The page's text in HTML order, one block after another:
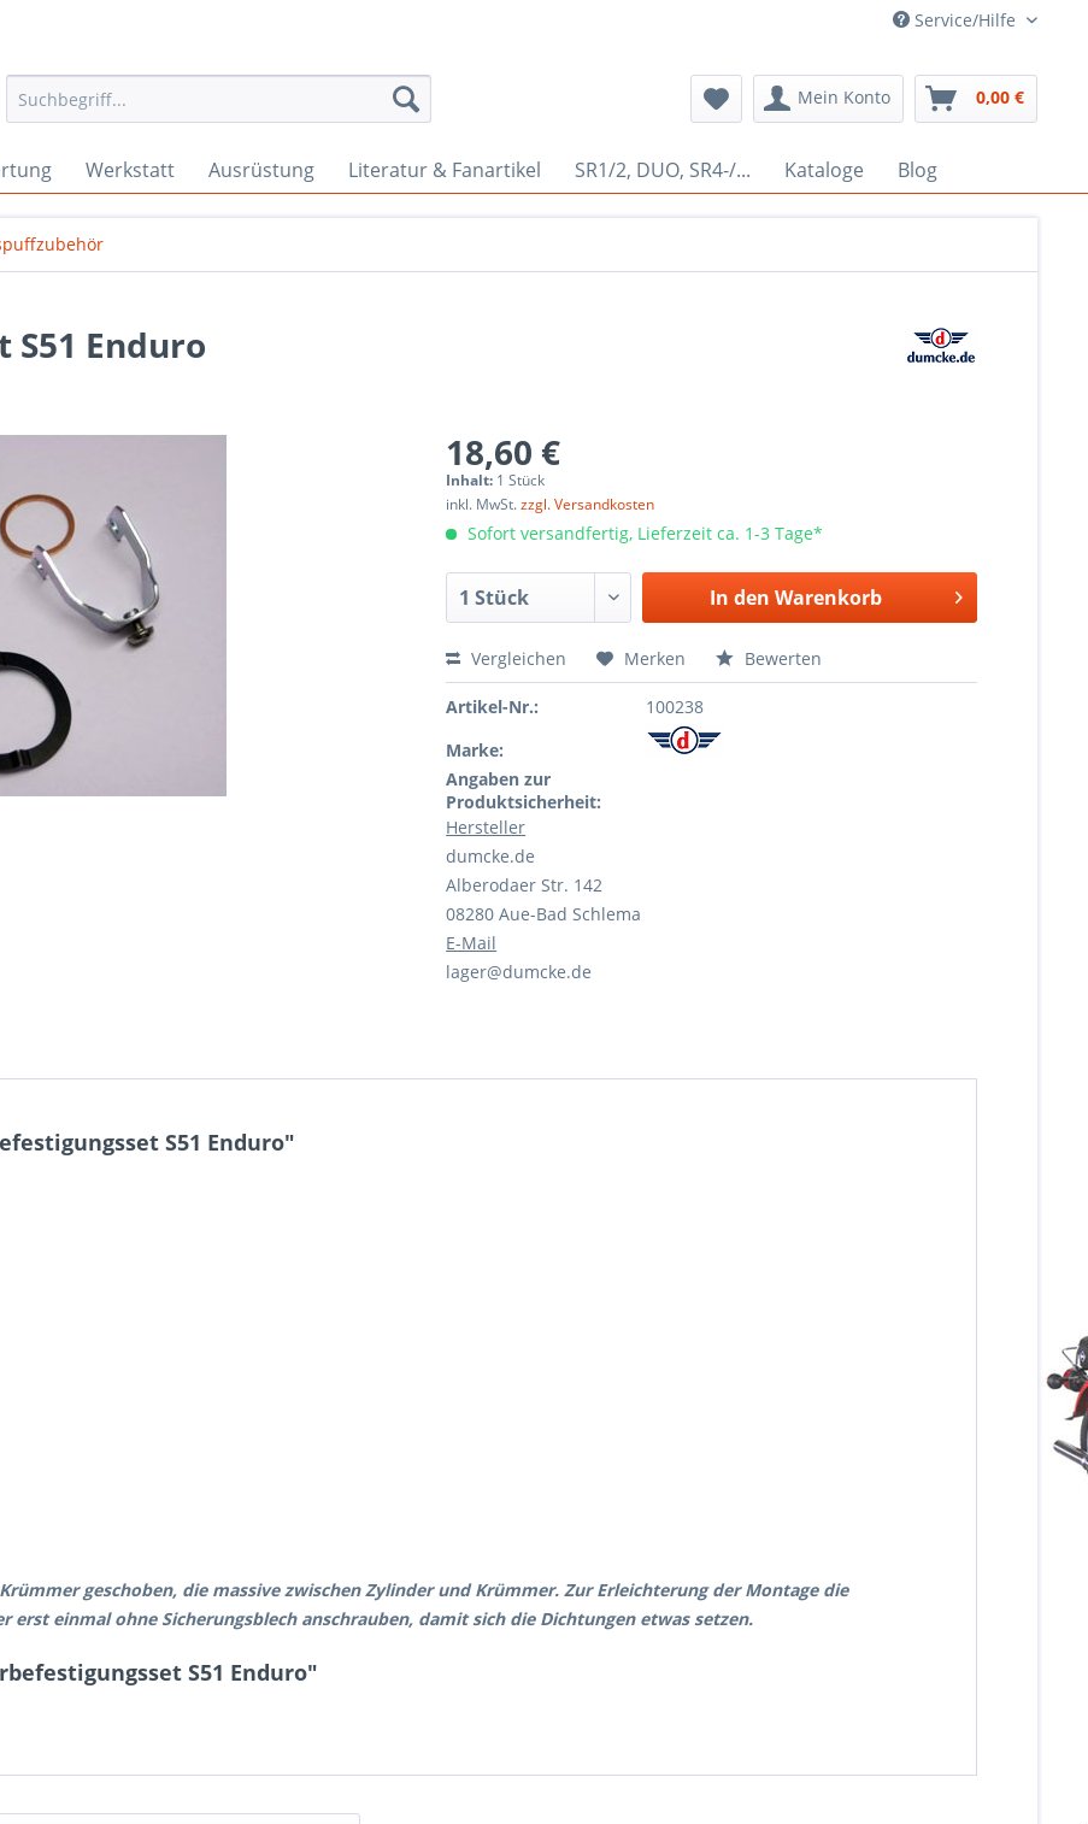
Service/Hilfe
Mein Konto 0,00 €
Werkstatt Ausrüstung Literatur & Fanartikel SR1/2, DUO, SR4-/... Kataloge Blog
Enduro
18,60 €
Inhalt: 1 Stück
inkl. MwSt.zzgl. Versandkosten
Sofort versandfertig, Lieferzeit ca. 1-3 Tage*
In den Warenkorb
Vergleichen Merken Bewerten
Artikel-Nr.:
100238
Marke:
Angaben zur
Produktsicherheit:
Hersteller
dumcke.de
Alberodaer Str. 142
08280 Aue-Bad Schlema
E-Mail
lager@dumcke.de
S51 Enduro"
geschoben, die massive zwischen Zylinder und Krümmer. Zur Erleichterung der Montage die
einmal ohne Sicherungsblech anschrauben, damit sich die Dichtungen etwas setzen.
S51 Enduro"